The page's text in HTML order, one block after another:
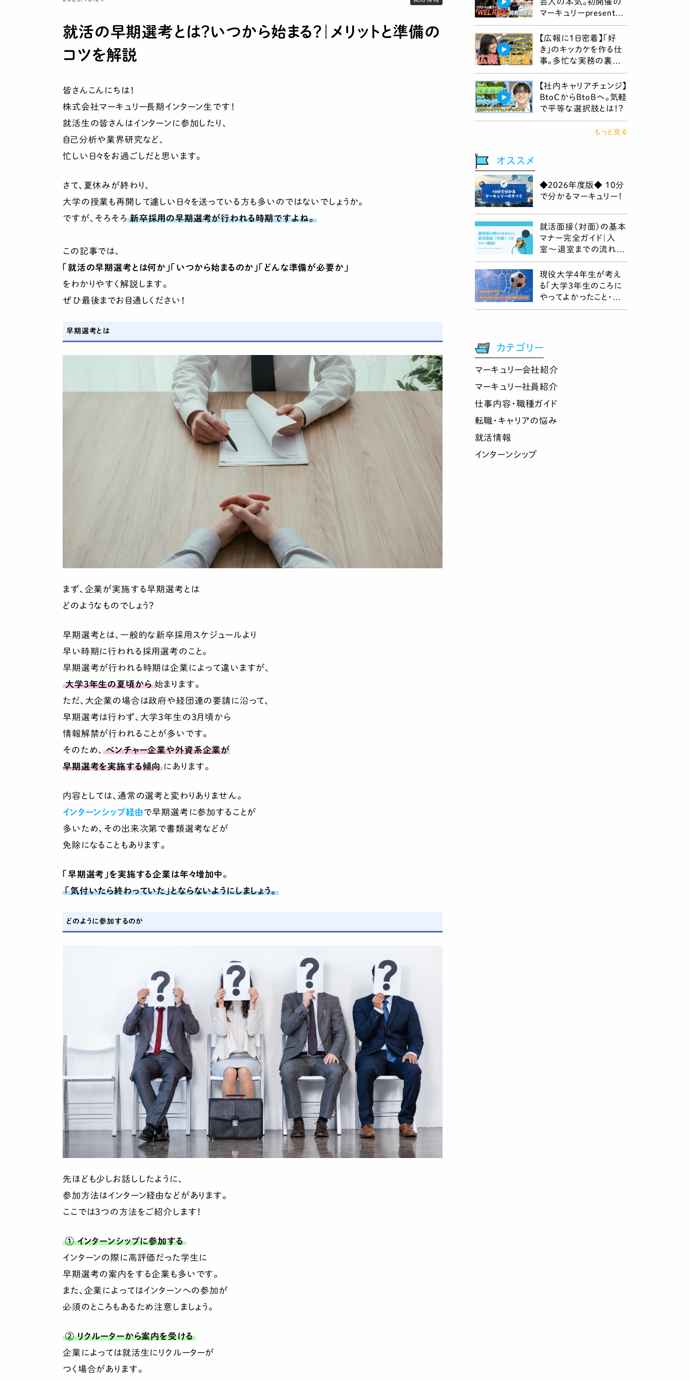
就活の早期選考とは？いつから始まる？｜メリットと準備の
コツを解説
皆さんこんにちは！
株式会社マーキュリー長期インターン生です！
就活生の皆さんはインターンに参加したり、
自己分析や業界研究など、
忙しい日々をお過ごしだと思います。
さて、夏休みが終わり、
大学の授業も再開して遽しい日々を送っている方も多いのではないでしょうか。
ですが、そろそろ 新卒採用の早期選考が行われる時期ですよね。
この記事では、
「就活の早期選考とは何か」「いつから始まるのか」「どんな準備が必要か」
をわかりやすく解説します。
ぜひ最後までお目通しください！
早期選考とは
まず、企業が実施する早期選考とは
どのようなものでしょう？
早期選考とは、一般的な新卒採用スケジュールより
早い時期に行われる採用選考のこと。
早期選考が行われる時期は企業によって違いますが、
大学3年生の夏頃から 始まります。
ただ、大企業の場合は政府や経団連の要請に沿って、
早期選考は行わず、大学3年生の3月頃から
情報解禁が行われることが多いです。
そのため、 ベンチャー企業や外資系企業が
早期選考を実施する傾向 にあります。
内容としては、通常の選考と変わりありません。
インターンシップ経由で早期選考に参加することが
多いため、その出来次第で書類選考などが
免除になることもあります。
「早期選考」を実施する企業は年々増加中。
「気付いたら終わっていた」とならないようにしましょう。
どのように参加するのか
先ほども少しお話ししたように、
参加方法はインターン経由などがあります。
ここでは3つの方法をご紹介します！
① インターンシップに参加する
インターンの際に高評価だった学生に
早期選考の案内をする企業も多いです。
また、企業によってはインターンへの参加が
必須のところもあるため注意しましょう。
② リクルーターから案内を受ける
企業によっては就活生にリクルーターが
つく場合があります。
マーキュリーpresents
WEL RISEに挑む江戸
川ジャンクジャンクの1日
【広報に1日密着】「好
き」のキッカケを作る仕
事。多忙な実務の裏側
にある、広報戦略の本
音とは！？
【社内キャリアチェンジ】
BtoCからBtoBへ。気軽
で平等な選択肢とは！？
もっと見る
オススメ
◆2026年度版◆ 10分
で分かるマーキュリー！
就活面接（対面）の基本
マナー完全ガイド｜入
室〜退室までの流れと
チェックポイント
現役大学4年生が考え
る「大学3年生のころに
やってよかったこと・や
るべきだったこと」
カテゴリー
マーキュリー会社紹介
マーキュリー社員紹介
仕事内容・職種ガイド
転職・キャリアの悩み
就活情報
インターンシップ